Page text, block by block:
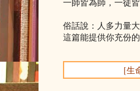
俗話說：人多力量
這篇能提供你充份
[生